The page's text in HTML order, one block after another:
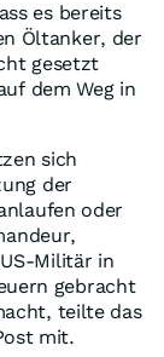
es bereits
Öltanker, der
gesetzt
dem Weg in
sich
der
oder
Militär in
gebracht
teilte das
mit.